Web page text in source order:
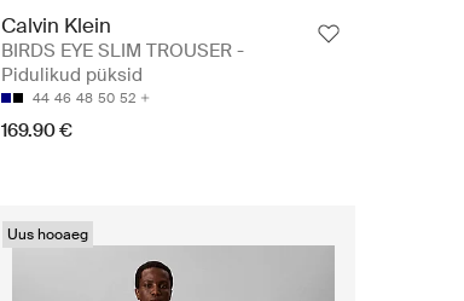
Calvin Klein
BIRDS EYE SLIM TROUSER -
Pidulikud püksid
44 46 48 50 52
169.90 €
Uus hooaeg